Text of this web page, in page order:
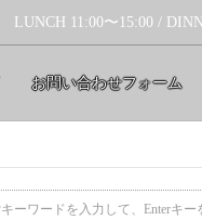
LUNCH 11:00〜15:00 /
お問い合わせフォーム